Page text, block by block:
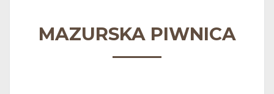
MAZURSKA PIWNICA